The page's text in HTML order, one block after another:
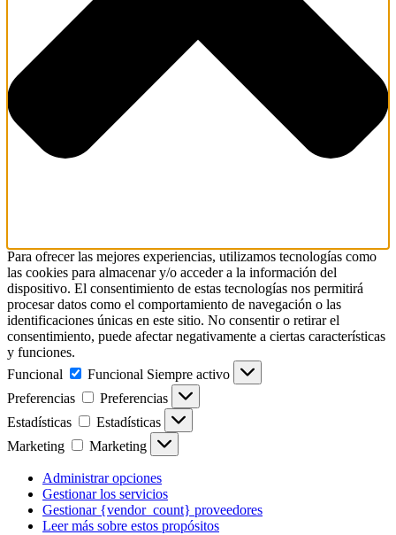
Para ofrecer las mejores experiencias, utilizamos tecnologías como
las cookies para almacenar y/o acceder a la información del
dispositivo. El consentimiento de estas tecnologías nos permitirá
procesar datos como el comportamiento de navegación o las
identificaciones únicas en este sitio. No consentir o retirar el
consentimiento, puede afectar negativamente a ciertas características
y funciones.
Funcional
Funcional Siempre activo
Preferencias
Preferencias
Estadísticas
Estadísticas
Marketing
Marketing
Administrar opciones
Gestionar los servicios
Gestionar {vendor_count} proveedores
Leer más sobre estos propósitos